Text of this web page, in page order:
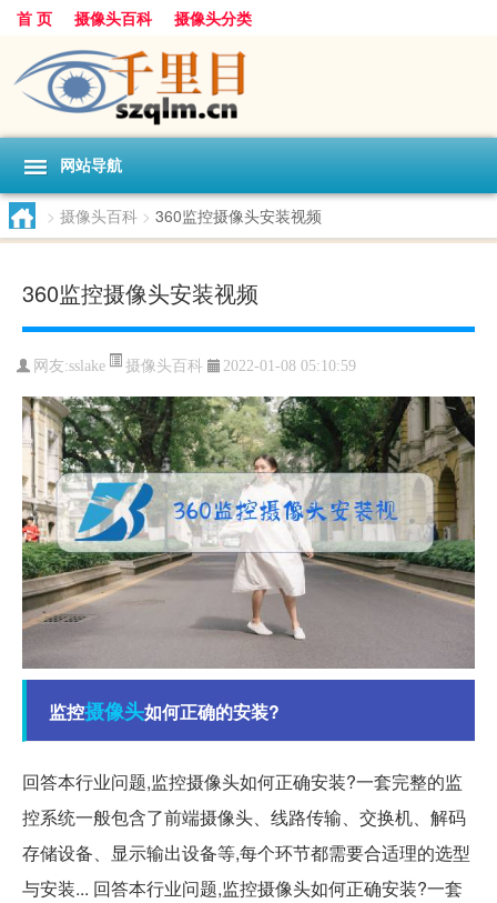
首 页 摄像头百科 摄像头分类
网站导航
> 摄像头百科 > 360监控摄像头安装视频
360监控摄像头安装视频
网友:sslake 摄像头百科 2022-01-08 05:10:59
监控摄像头如何正确的安装?
回答本行业问题,监控摄像头如何正确安装?一套完整的监
控系统一般包含了前端摄像头、线路传输、交换机、解码
存储设备、显示输出设备等,每个环节都需要合适理的选型
与安装... 回答本行业问题,监控摄像头如何正确安装?一套